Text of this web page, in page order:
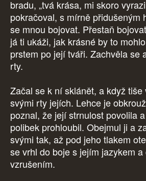
bradu, „tvá krása, mi skoro
pokračoval, s mírně přidušeným
se mnou bojovat. Přestaň
já ti ukáži, jak krásné by to
prstem po její tváři. Zachvěla se
rty.
Začal se k ní sklánět, a když
svými rty jejích. Lehce je
poznal, že její strnulost povolila
polibek prohloubil. Obejmul ji a
svými tak, až pod jeho tlakem
se vrhl do boje s jejím jazykem a
vzrušením.